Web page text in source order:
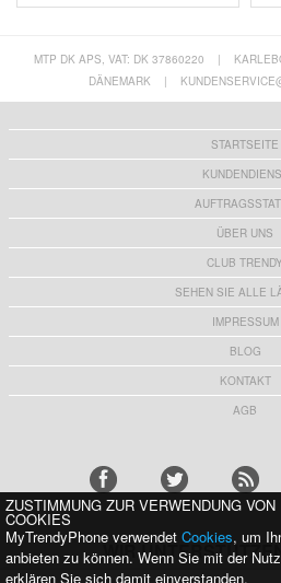
MTP DK APS, VAT: DK 37860220 |
DÄNEMARK
|
STARTSEITE
ÜBER UNS
CLUB TRENDY
SEHEN SIE ALLE
IMPRESSUM
BLOG
KONTAKT
AGB
WIR
ZUSTIMMUNG ZUR VERWENDUNG VON
COOKIES
MyTrendyPhone verwendet Cookies, um
anbieten zu können. Wenn Sie mit der
erklären Sie sich damit einverstanden.